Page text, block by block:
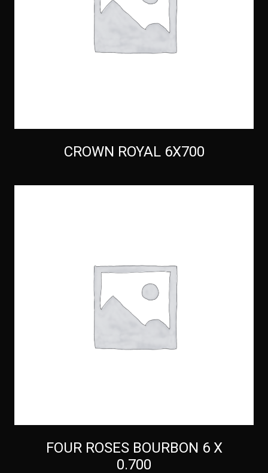
CROWN ROYAL 6X700
FOUR ROSES BOURBON 6 X
0.700